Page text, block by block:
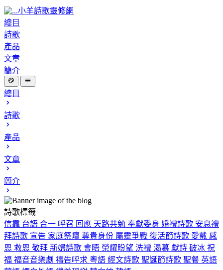
小羊詩歌靈修網
總目
詩歌
產品
文章
簡介
總目
詩歌
產品
文章
簡介
詩歌標籤
信靠 台語 合一 呼召 回應 天路共勉 奉獻委身 婚禮詩歌 安息禮
拜詩歌 宣告 家庭祭壇 尊貴身份 屬靈爭戰 復活節詩歌 愛戴 感
恩 救恩 敬拜 新婦詩歌 會晤 榮耀盼望 洗禮 渴慕 獻詩 破冰 祝
福 福音音樂劇 禱告呼求 粵語 經文詩歌 聖誕節詩歌 聖餐 英語